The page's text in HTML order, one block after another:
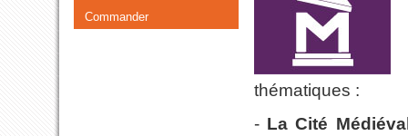
Commander
thématiques :
- La Cité